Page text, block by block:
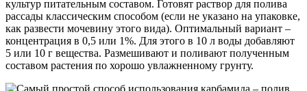
культур питательным составом. Готовят раствор для полива
рассады классическим способом (если не указано на упаковке,
как развести мочевину этого вида). Оптимальный вариант –
концентрация в 0,5 или 1%. Для этого в 10 л воды добавляют
5 или 10 г вещества. Размешивают и поливают полученным
составом растения по хорошо увлажненному грунту.